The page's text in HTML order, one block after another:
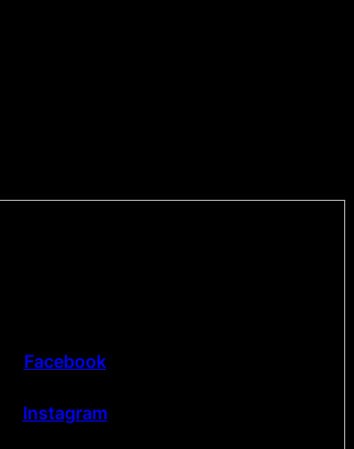
Facebook
Instagram